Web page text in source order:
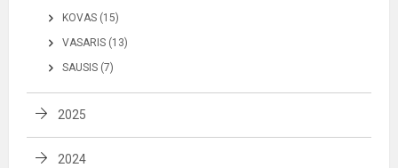
KOVAS (15)
VASARIS (13)
SAUSIS (7)
2025
2024